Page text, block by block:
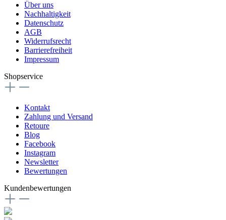
Über uns
Nachhaltigkeit
Datenschutz
AGB
Widerrufsrecht
Barrierefreiheit
Impressum
Shopservice
Kontakt
Zahlung und Versand
Retoure
Blog
Facebook
Instagram
Newsletter
Bewertungen
Kundenbewertungen